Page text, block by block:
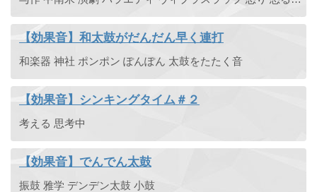
【効果音】和太鼓がだんだん早く連打
和楽器 神社 ポンポン ぽんぽん 太鼓をたたく音
【効果音】シンキングタイム＃２
考える 思考中
【効果音】でんでん太鼓
振鼓 雅学 デンデン太鼓 小鼓